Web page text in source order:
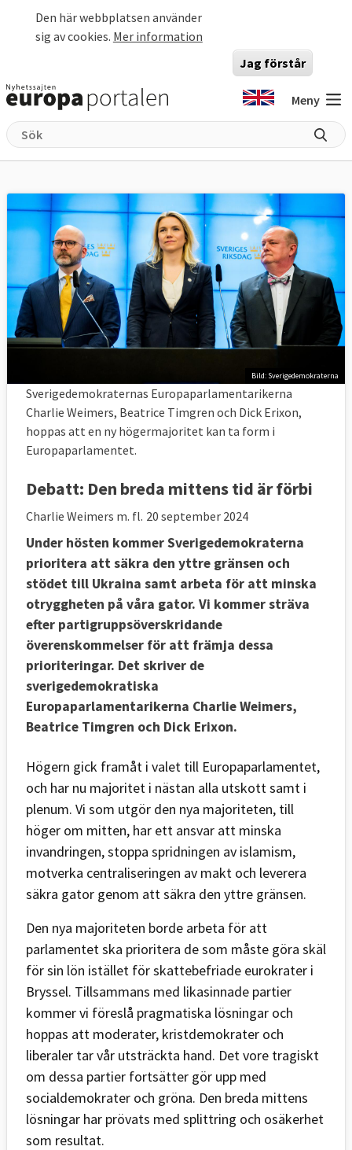
Den här webbplatsen använder
sig av cookies. Mer information
Jag förstår
Meny
Bild: Sverigedemokraterna
Sverigedemokraternas Europaparlamentarikerna
Charlie Weimers, Beatrice Timgren och Dick Erixon,
hoppas att en ny högermajoritet kan ta form i
Europaparlamentet.
Debatt: Den breda mittens tid är förbi
Charlie Weimers m. fl. 20 september 2024
Under hösten kommer Sverigedemokraterna
prioritera att säkra den yttre gränsen och
stödet till Ukraina samt arbeta för att minska
otryggheten på våra gator. Vi kommer sträva
efter partigruppsöverskridande
överenskommelser för att främja dessa
prioriteringar. Det skriver de
sverigedemokratiska
Europaparlamentarikerna Charlie Weimers,
Beatrice Timgren och Dick Erixon.
Högern gick framåt i valet till Europaparlamentet,
och har nu majoritet i nästan alla utskott samt i
plenum. Vi som utgör den nya majoriteten, till
höger om mitten, har ett ansvar att minska
invandringen, stoppa spridningen av islamism,
motverka centraliseringen av makt och leverera
säkra gator genom att säkra den yttre gränsen.
Den nya majoriteten borde arbeta för att
parlamentet ska prioritera de som måste göra skäl
för sin lön istället för skattebefriade eurokrater i
Bryssel. Tillsammans med likasinnade partier
kommer vi föreslå pragmatiska lösningar och
hoppas att moderater, kristdemokrater och
liberaler tar vår utsträckta hand. Det vore tragiskt
om dessa partier fortsätter gör upp med
socialdemokrater och gröna. Den breda mittens
lösningar har prövats med splittring och osäkerhet
som resultat.